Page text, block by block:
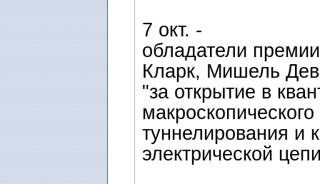
7 окт. -
обладатели
Кларк, Мишель
"за открытие в
туннелирования и
электрической